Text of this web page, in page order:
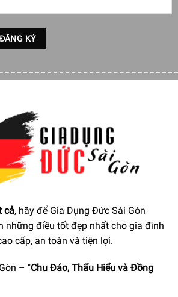
pin
hút bụi không dây Bosch BHN20L
Bosch BHN20L màu xanh dương
gọn, dễ dàng di chuyển quanh nhà
và hút sạch bụi bẩn ở mọi ngóc
cả, hãy để Gia Dụng Đức Sài Gòn
những điều tốt đẹp nhất cho gia đình
cấp, an toàn và tiện lợi.
– "Chu Đáo, Thấu Hiểu và Đồng